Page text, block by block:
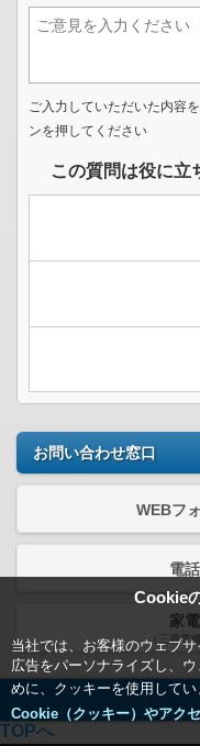
Cookie
当社では、お客様のウェブ
広告をパーソナライズし、
めに、クッキーを使用してい
Cookie（クッキー）やアク
ご入力していただいた内容
ンを押してください
この質問は役に立
お問い合わせ窓口
WEBフ
電
家
（三菱電
TOPへ